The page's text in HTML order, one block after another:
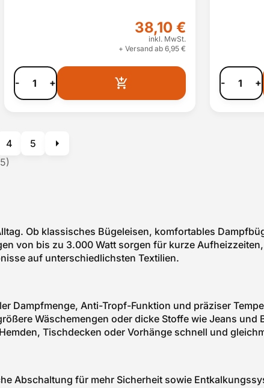
38,10 €
inkl. MwSt.
+ Versand ab 6,95 €
- + - +
4 5
Ob klassisches Bügeleisen, komfortables
von bis zu 3.000 Watt sorgen für kurze
auf unterschiedlichsten Textilien.
Dampfmenge, Anti-Tropf-Funktion und präziser
Wäschemengen oder dicke Stoffe wie Jeans und
Tischdecken oder Vorhänge schnell und
Abschaltung für mehr Sicherheit sowie